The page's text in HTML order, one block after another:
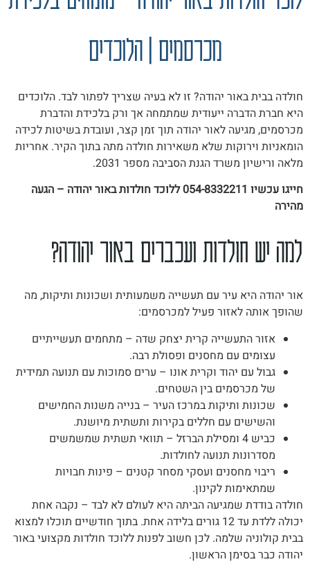
מכרסמים | הלוכדים
חולדה בבית באור יהודה? זו לא בעיה שצריך לפתור לבד. הלוכדים
היא חברת הדברה ייעודית שמתמחה אך ורק בלכידת והדברת
מכרסמים, מגיעה לאור יהודה תוך זמן קצר, ועובדת בשיטות לכידה
הומאניות וירוקות שלא משאירות חולדה מתה בתוך הקיר. אחריות
מלאה ורישיון משרד הגנת הסביבה מספר 2031.
חייגו עכשיו 054-8332211 ללוכד חולדות באור יהודה – הגעה
מהירה
למה יש חולדות ועכברים באור יהודה?
אור יהודה היא עיר עם תעשייה משמעותית ושכונות ותיקות, מה
שהופך אותה לאזור פעיל למכרסמים:
אזור התעשייה קרית יצחק שדה – מתחמים תעשייתיים
עצומים עם מחסנים ופסולת רבה.
גבול עם יהוד וקרית אונו – ערים סמוכות עם תנועה תמידית
של מכרסמים בין השטחים.
שכונות ותיקות במרכז העיר – בנייה משנות החמישים
והשישים עם חללים בקירות ותשתית מיושנת.
כביש 4 ומסילת הברזל – תוואי תשתית שמשמשים
מסדרונות תנועה לחולדות.
ריבוי מחסנים ועסקי מסחר קטנים – פינות חבויות
שמתאימות לקינון.
חולדה בודדת שמגיעה הביתה היא לעולם לא לבד – נקבה אחת
יכולה ללדת עד 12 גורים בלידה אחת. בתוך חודשיים תוכלו למצוא
בבית קולוניה שלמה. לכן חשוב לפנות ללוכד חולדות מקצועי באור
יהודה כבר בסימן הראשון.